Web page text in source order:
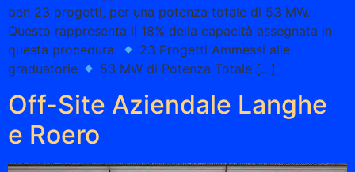
ben 23 progetti, per una potenza totale di 53 MW.
Questo rappresenta il 18% della capacità assegnata in
questa procedura.
23 Progetti Ammessi alle
graduatorie
53 MW di Potenza Totale […]
Off-Site Aziendale Langhe
e Roero